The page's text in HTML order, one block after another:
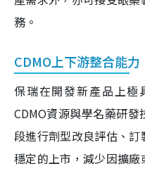
務。
CDMO上下游整合能力
保瑞在開發新產品上極
CDMO資源與學名藥研
段進行劑型改良評估、
穩定的上市，減少因擴